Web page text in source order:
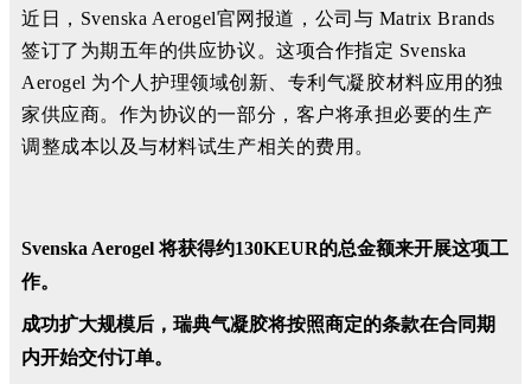
近日，Svenska Aerogel官网报道，公司与 Matrix Brands
签订了为期五年的供应协议。这项合作指定 Svenska
Aerogel 为个人护理领域创新、专利气凝胶材料应用的独
家供应商。 作为协议的一部分，客户将承担必要的生产
调整成本以及与材料试生产相关的费用。
Svenska Aerogel 将获得约130KEUR的总金额来开展这项工
作。
成功扩大规模后，瑞典气凝胶将按照商定的条款在合同期
内开始交付订单。